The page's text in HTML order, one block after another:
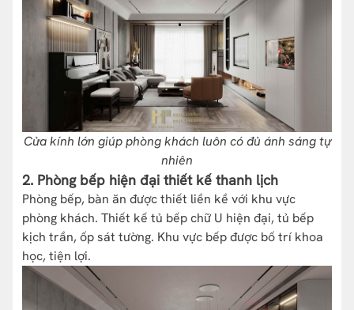
Cửa kính lớn giúp phòng khách luôn có đủ ánh sáng tự
nhiên
2. Phòng bếp hiện đại thiết kế thanh lịch
Phòng bếp, bàn ăn được thiết liền kề với khu vực
phòng khách. Thiết kế tủ bếp chữ U hiện đại, tủ bếp
kịch trần, ốp sát tường. Khu vực bếp được bố trí khoa
học, tiện lợi.